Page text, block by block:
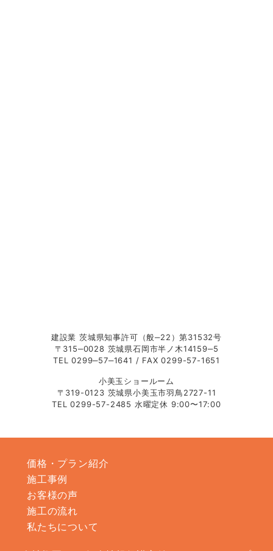
建設業 茨城県知事許可（般‒22）第31532号
〒315‒0028 茨城県石岡市半ノ木14159‒5
TEL 0299‒57‒1641 / FAX 0299-57-1651
小美玉ショールーム
〒319-0123 茨城県小美玉市羽鳥2727-11
TEL 0299-57-2485 水曜定休 9:00〜17:00
価格・プラン紹介
施工事例
お客様の声
施工の流れ
私たちについて